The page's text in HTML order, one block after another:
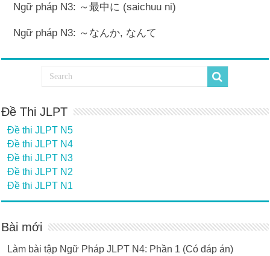
Ngữ pháp N3: ～最中に (saichuu ni)
Ngữ pháp N3: ～なんか, なんて
Đề Thi JLPT
Đề thi JLPT N5
Đề thi JLPT N4
Đề thi JLPT N3
Đề thi JLPT N2
Đề thi JLPT N1
Bài mới
Làm bài tập Ngữ Pháp JLPT N4: Phần 1 (Có đáp án)